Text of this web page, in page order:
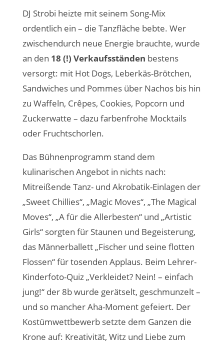
DJ Strobi heizte mit seinem Song-Mix
ordentlich ein – die Tanzfläche bebte. Wer
zwischendurch neue Energie brauchte, wurde
an den 18 (!) Verkaufsständen bestens
versorgt: mit Hot Dogs, Leberkäs-Brötchen,
Sandwiches und Pommes über Nachos bis hin
zu Waffeln, Crêpes, Cookies, Popcorn und
Zuckerwatte – dazu farbenfrohe Mocktails
oder Fruchtschorlen.
Das Bühnenprogramm stand dem
kulinarischen Angebot in nichts nach:
Mitreißende Tanz- und Akrobatik-Einlagen der
„Sweet Chillies“, „Magic Moves“, „The Magical
Moves“, „A für die Allerbesten“ und „Artistic
Girls“ sorgten für Staunen und Begeisterung,
das Männerballett „Fischer und seine flotten
Flossen“ für tosenden Applaus. Beim Lehrer-
Kinderfoto-Quiz „Verkleidet? Nein! – einfach
jung!“ der 8b wurde gerätselt, geschmunzelt –
und so mancher Aha-Moment gefeiert. Der
Kostümwettbewerb setzte dem Ganzen die
Krone auf: Kreativität, Witz und Liebe zum